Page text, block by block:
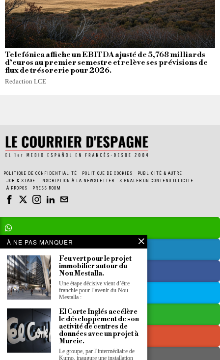
Telefónica affiche un EBITDA ajusté de 5,768 milliards
d’euros au premier semestre et relève ses prévisions de
flux de trésorerie pour 2026.
Redaction LCE
POLITIQUE DE CONFIDENTIALITÉ POLITIQUE DE COOKIES
PUBLICITÉ & AUTRE
JOB & STAGE
INSCRIPTION À LA NEWSLETTER
SIGNALER UN CONTENU ILLICITE
À PROPOS
PRESS ROOM
À NE PAS MANQUER
Feu vert pour le projet
immobilier autour du
Nou Mestalla.
Une étape décisive vient d’être
franchie pour l’avenir du Nou
Mestalla :
El Corte Inglés accélère
le développement de son
activité de centres de
données avec un projet à
Murcie.
Le groupe, par l’intermédiaire de
Kumo, inaugure une installation